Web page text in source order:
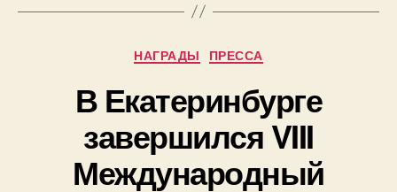
касается»
Рубрики
НАГРАДЫ ПРЕССА
В Екатеринбурге
завершился VIII
Международный